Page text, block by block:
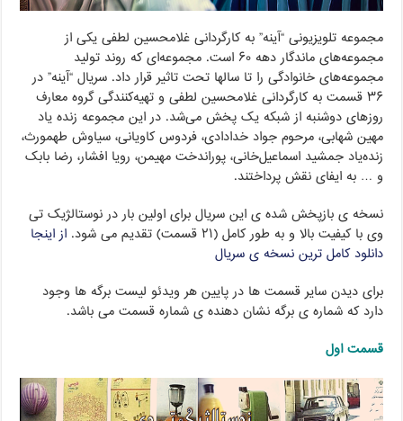
مجموعه تلویزیونی “آینه” به کارگردانی غلامحسین لطفی یکی از
مجموعه‌های ماندگار دهه ۶۰ است. مجموعه‌ای که روند تولید
مجموعه‌های خانوادگی را تا سالها تحت تاثیر قرار داد. سریال “آینه” در
۳۶ قسمت به کارگردانی غلامحسین لطفی و تهیه‌کنندگی گروه معارف
روزهای دوشنبه از شبکه یک پخش می‌شد. در این مجموعه زنده یاد
مهین شهابی، مرحوم جواد خدادادی، فردوس کاویانی، سیاوش طهمورث،
زنده‌یاد جمشید اسماعیل‌خانی، پوراندخت مهیمن، رویا افشار، رضا بابک
و … به ایفای نقش پرداختند.
نسخه ی بازپخش شده ی این سریال برای اولین بار در نوستالژیک تی
وی با کیفیت بالا و به طور کامل (۲۱ قسمت) تقدیم می شود.
از اینجا
دانلود کامل ترین نسخه ی سریال
برای دیدن سایر قسمت ها در پایین هر ویدئو لیست برگه ها وجود
دارد که شماره ی برگه نشان دهنده ی شماره قسمت می باشد.
قسمت اول